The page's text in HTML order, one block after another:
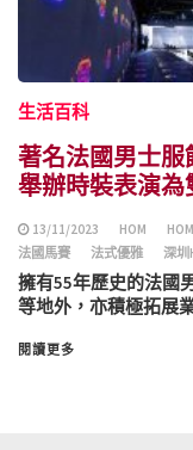
生活百科
著名法國男士
舉辦時裝表演
13/11/2023 HOM
法國馬賽
法式優雅 深圳
擁有55年歷史的法國
等地外，亦積極拓展
閱讀更多